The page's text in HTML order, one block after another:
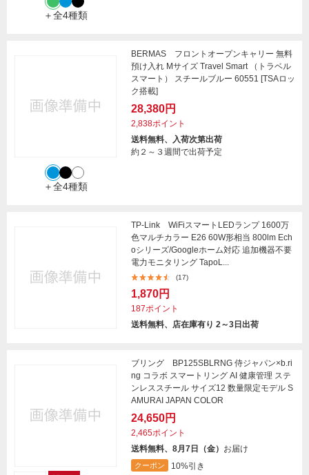
＋全4種類
＋全4種類
BERMAS フロントオープンキャリー 無料
預け入れ Mサイズ Travel Smart （トラベル
スマート） スチールブルー 60551 [TSAロッ
ク搭載]
28,380円
2,838ポイント
送料無料、入荷次第出荷
約２～３週間で出荷予定
TP-Link WiFiスマートLEDランプ 1600万
色マルチカラー E26 60W形相当 800lm Ech
oシリーズ/Googleホーム対応 追加機器不要
電力モニタリング TapoL...
(17)
1,870円
187ポイント
送料無料、店在庫有り 2～3日出荷
ブリング BP125SBLRNG 侍ジャパン×b.ri
ng コラボ スマートリング AI 健康管理 ステ
ンレススチール サイズ12 数量限定モデル S
AMURAI JAPAN COLOR
24,650円
2,465ポイント
送料無料、8月7日（金） お届け
クーポン 10%引き